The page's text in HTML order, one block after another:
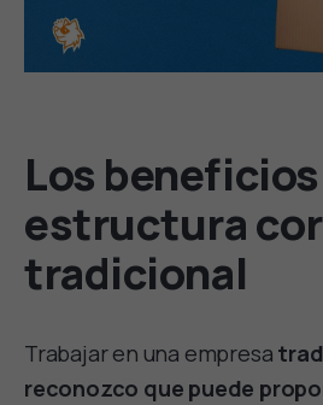
Los
estructura
tradicional
Trabajar en una empresa
reconozco que puede